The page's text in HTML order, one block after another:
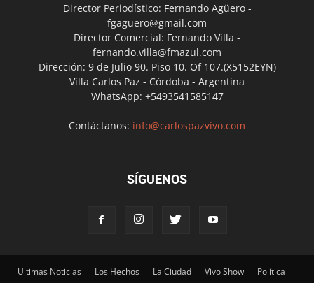
Director Periodístico: Fernando Agüero -
fgaguero@gmail.com
Director Comercial: Fernando Villa -
fernando.villa@fmazul.com
Dirección: 9 de Julio 90. Piso 10. Of 107.(X5152EYN)
Villa Carlos Paz - Córdoba - Argentina
WhatsApp: +5493541585147
Contáctanos: info@carlospazvivo.com
SÍGUENOS
Ultimas Noticias Los Hechos La Ciudad Vivo Show
Política